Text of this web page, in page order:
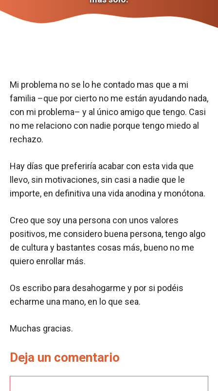
Mi problema no se lo he contado mas que a mi
familia –que por cierto no me están ayudando nada,
con mi problema– y al único amigo que tengo. Casi
no me relaciono con nadie porque tengo miedo al
rechazo.
Hay días que preferiría acabar con esta vida que
llevo, sin motivaciones, sin casi a nadie que le
importe, en definitiva una vida anodina y monótona.
Creo que soy una persona con unos valores
positivos, me considero buena persona, tengo algo
de cultura y bastantes cosas más, bueno no me
quiero enrollar más.
Os escribo para desahogarme y por si podéis
echarme una mano, en lo que sea.
Muchas gracias.
Deja un comentario